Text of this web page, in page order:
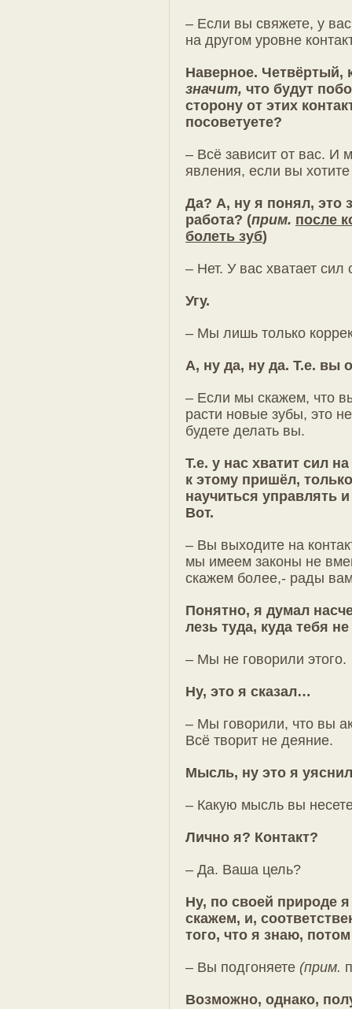
– Если вы свяжете, у
на другом уровне
Наверное. Четвёртый,
значит, что будут
сторону от этих
посоветуете?
– Всё зависит от вас. И
явления, если вы хотите
Да? А, ну я понял, это
работа? (прим. после
болеть зуб)
– Нет. У вас хватает сил
Угу.
– Мы лишь только
А, ну да, ну да. Т.е. вы
– Если мы скажем, что
расти новые зубы, это
будете делать вы.
Т.е. у нас хватит сил
к этому пришёл,
научиться управлять
Вот.
– Вы выходите на
мы имеем законы не
скажем более,- рады
Понятно, я думал
лезь туда, куда тебя
– Мы не говорили этого.
Ну, это я сказал…
– Мы говорили, что вы
Всё творит не деяние.
Мысль, ну это я
– Какую мысль вы
Лично я? Контакт?
– Да. Ваша цель?
Ну, по своей природе
скажем, и,
того, что я знаю,
– Вы подгоняете (прим.
Возможно, однако,